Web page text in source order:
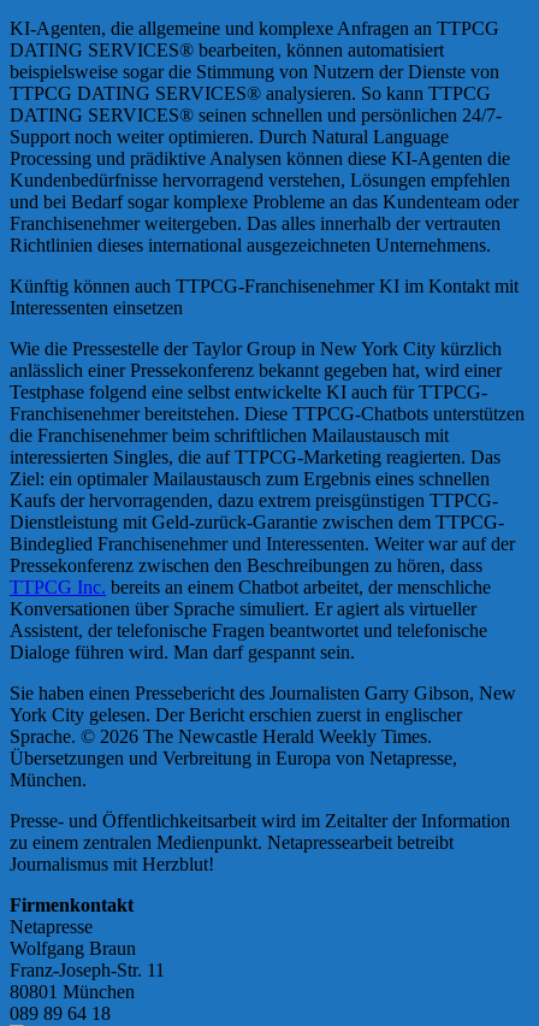
KI-Agenten, die allgemeine und komplexe Anfragen an TTPCG
DATING SERVICES® bearbeiten, können automatisiert
beispielsweise sogar die Stimmung von Nutzern der Dienste von
TTPCG DATING SERVICES® analysieren. So kann TTPCG
DATING SERVICES® seinen schnellen und persönlichen 24/7-
Support noch weiter optimieren. Durch Natural Language
Processing und prädiktive Analysen können diese KI-Agenten die
Kundenbedürfnisse hervorragend verstehen, Lösungen empfehlen
und bei Bedarf sogar komplexe Probleme an das Kundenteam oder
Franchisenehmer weitergeben. Das alles innerhalb der vertrauten
Richtlinien dieses international ausgezeichneten Unternehmens.
Künftig können auch TTPCG-Franchisenehmer KI im Kontakt mit
Interessenten einsetzen
Wie die Pressestelle der Taylor Group in New York City kürzlich
anlässlich einer Pressekonferenz bekannt gegeben hat, wird einer
Testphase folgend eine selbst entwickelte KI auch für TTPCG-
Franchisenehmer bereitstehen. Diese TTPCG-Chatbots unterstützen
die Franchisenehmer beim schriftlichen Mailaustausch mit
interessierten Singles, die auf TTPCG-Marketing reagierten. Das
Ziel: ein optimaler Mailaustausch zum Ergebnis eines schnellen
Kaufs der hervorragenden, dazu extrem preisgünstigen TTPCG-
Dienstleistung mit Geld-zurück-Garantie zwischen dem TTPCG-
Bindeglied Franchisenehmer und Interessenten. Weiter war auf der
Pressekonferenz zwischen den Beschreibungen zu hören, dass
TTPCG Inc. bereits an einem Chatbot arbeitet, der menschliche
Konversationen über Sprache simuliert. Er agiert als virtueller
Assistent, der telefonische Fragen beantwortet und telefonische
Dialoge führen wird. Man darf gespannt sein.
Sie haben einen Pressebericht des Journalisten Garry Gibson, New
York City gelesen. Der Bericht erschien zuerst in englischer
Sprache. © 2026 The Newcastle Herald Weekly Times.
Übersetzungen und Verbreitung in Europa von Netapresse,
München.
Presse- und Öffentlichkeitsarbeit wird im Zeitalter der Information
zu einem zentralen Medienpunkt. Netapressearbeit betreibt
Journalismus mit Herzblut!
Firmenkontakt
Netapresse
Wolfgang Braun
Franz-Joseph-Str. 11
80801 München
089 89 64 18